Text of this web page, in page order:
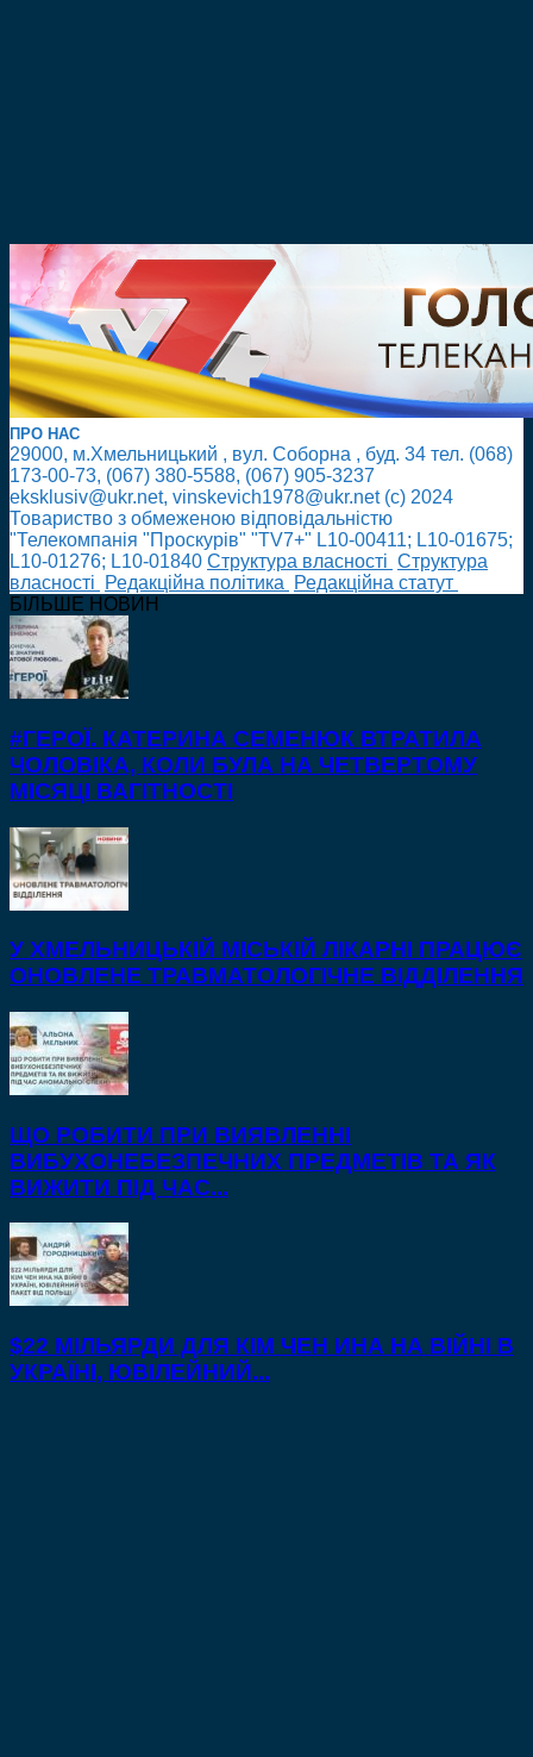
ПРО НАС
29000, м.Хмельницький , вул. Соборна , буд. 34 тел. (068)
173-00-73, (067) 380-5588, (067) 905-3237
eksklusiv@ukr.net, vinskevich1978@ukr.net (с) 2024
Товариство з обмеженою відповідальністю
"Телекомпанія "Проскурів" "TV7+" L10-00411; L10-01675;
L10-01276; L10-01840 Cтруктура власності Cтруктура
власності
Редакційна політика
Редакційна статут
БІЛЬШЕ НОВИН
#ГЕРОЇ. КАТЕРИНА СЕМЕНЮК ВТРАТИЛА
ЧОЛОВІКА, КОЛИ БУЛА НА ЧЕТВЕРТОМУ
МІСЯЦІ ВАГІТНОСТІ
У ХМЕЛЬНИЦЬКІЙ МІСЬКІЙ ЛІКАРНІ ПРАЦЮЄ
ОНОВЛЕНЕ ТРАВМАТОЛОГІЧНЕ ВІДДІЛЕННЯ
ЩО РОБИТИ ПРИ ВИЯВЛЕННІ
ВИБУХОНЕБЕЗПЕЧНИХ ПРЕДМЕТІВ ТА ЯК
ВИЖИТИ ПІД ЧАС...
$22 МІЛЬЯРДИ ДЛЯ КІМ ЧЕН ИНА НА ВІЙНІ В
УКРАЇНІ, ЮВІЛЕЙНИЙ...